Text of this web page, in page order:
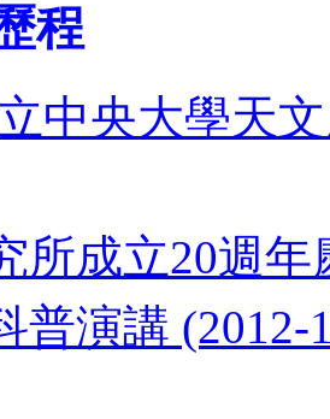
程
中央大學天
所成立20週
普演講 (2012-